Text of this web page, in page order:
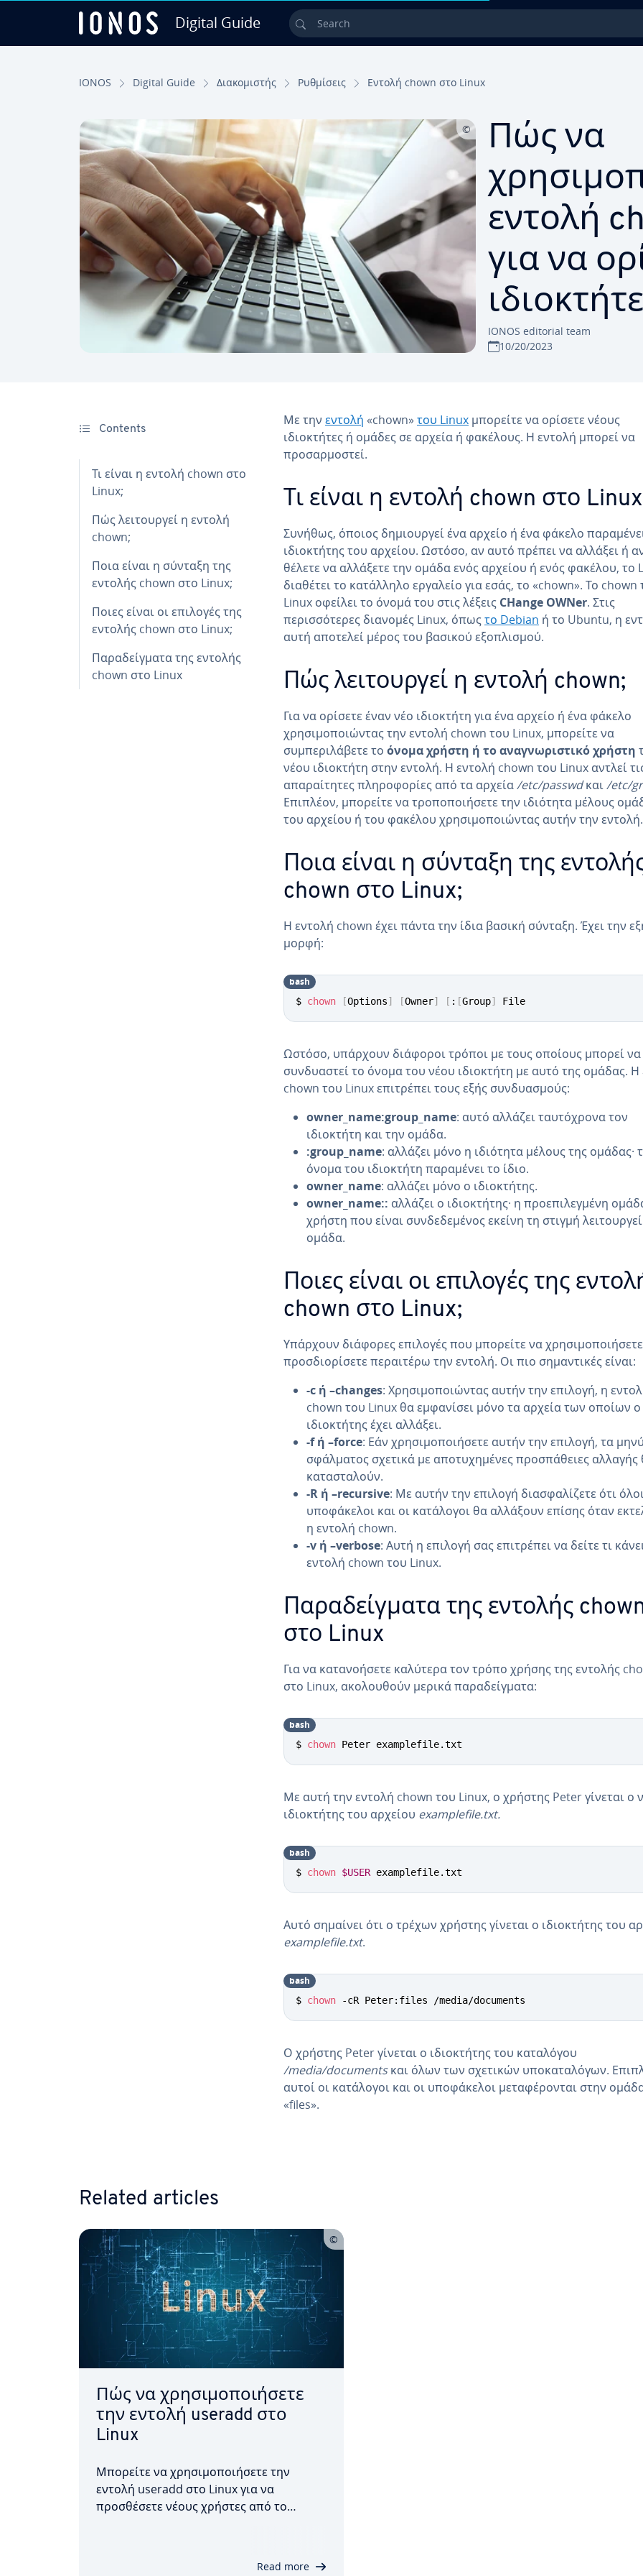
Digital Guide Search
IONOS Digital Guide Διακομιστής Ρυθμίσεις Εντολή chown στο Linux
Πώς να
εντολή
για να
IONOS editorial team
10/20/2023
Contents
Τι είναι η εντολή chown στο
Linux;
Πώς λειτουργεί η εντολή
chown;
Ποια είναι η σύνταξη της
εντολής chown στο Linux;
Ποιες είναι οι επιλογές της
εντολής chown στο Linux;
Παραδείγματα της εντολής
chown στο Linux
Με την εντολή «chown»του Linux μπορείτε να ορίσετε νέους
ιδιοκτήτες ή ομάδες σε αρχεία ή φακέλους. Η εντολή μπορεί να
προσαρμοστεί.
Τι είναι η εντολή chown στο
Συνήθως, όποιος δημιουργεί ένα αρχείο ή ένα φάκελο
ιδιοκτήτης του αρχείου. Ωστόσο, αν αυτό πρέπει να αλλάξει ή
θέλετε να αλλάξετε την ομάδα ενός αρχείου ή ενός φακέλου, το
διαθέτει το κατάλληλο εργαλείο για εσάς, το «chown». Το chown
Linux οφείλει το όνομά του στις λέξεις CHange OWNer. Στις
περισσότερες διανομές Linux, όπωςτο Debian ή το Ubuntu, η
αυτή αποτελεί μέρος του βασικού εξοπλισμού.
Πώς λειτουργεί η εντολή chown;
Για να ορίσετε έναν νέο ιδιοκτήτη για ένα αρχείο ή ένα φάκελο
χρησιμοποιώντας την εντολή chown του Linux, μπορείτε να
συμπεριλάβετε το όνομα χρήστη ή το αναγνωριστικό χρήστη
νέου ιδιοκτήτη στην εντολή. Η εντολή chown του Linux αντλεί
απαραίτητες πληροφορίες από τα αρχεία/etc/passwdκαι/etc/
Επιπλέον, μπορείτε να τροποποιήσετε την ιδιότητα μέλους
του αρχείου ή του φακέλου χρησιμοποιώντας αυτήν την εντολή.
Ποια είναι η σύνταξη της
chown στο Linux;
Η εντολή chown έχει πάντα την ίδια βασική σύνταξη. Έχει την
μορφή:
$ chown [Options] [Owner] [ : [Group] File
bash
Ωστόσο, υπάρχουν διάφοροι τρόποι με τους οποίους μπορεί να
συνδυαστεί το όνομα του νέου ιδιοκτήτη με αυτό της ομάδας. Η
chown του Linux επιτρέπει τους εξής συνδυασμούς:
owner_name:group_name: αυτό αλλάζει ταυτόχρονα τον
ιδιοκτήτη και την ομάδα.
:group_name: αλλάζει μόνο η ιδιότητα μέλους της ομάδας·
όνομα του ιδιοκτήτη παραμένει το ίδιο.
owner_name: αλλάζει μόνο ο ιδιοκτήτης.
owner_name:: αλλάζει ο ιδιοκτήτης· η προεπιλεγμένη
χρήστη που είναι συνδεδεμένος εκείνη τη στιγμή
ομάδα.
Ποιες είναι οι επιλογές της
chown στο Linux;
Υπάρχουν διάφορες επιλογές που μπορείτε να
προσδιορίσετε περαιτέρω την εντολή. Οι πιο σημαντικές είναι:
-c ή –changes: Χρησιμοποιώντας αυτήν την επιλογή, η
chown του Linux θα εμφανίσει μόνο τα αρχεία των οποίων ο
ιδιοκτήτης έχει αλλάξει.
-f ή –force: Εάν χρησιμοποιήσετε αυτήν την επιλογή, τα
σφάλματος σχετικά με αποτυχημένες προσπάθειες αλλαγής
κατασταλούν.
-R ή –recursive: Με αυτήν την επιλογή διασφαλίζετε ότι
υποφάκελοι και οι κατάλογοι θα αλλάξουν επίσης όταν
η εντολή chown.
-v ή –verbose: Αυτή η επιλογή σας επιτρέπει να δείτε τι
εντολή chown του Linux.
Παραδείγματα της εντολής
στο Linux
Για να κατανοήσετε καλύτερα τον τρόπο χρήσης της εντολής
στο Linux, ακολουθούν μερικά παραδείγματα:
$ chown Peter examplefile.txt
bash
Με αυτή την εντολή chown του Linux, ο χρήστης Peter γίνεται ο
ιδιοκτήτης του αρχείου examplefile.txt.
$ chown $USER examplefile.txt
bash
Αυτό σημαίνει ότι ο τρέχων χρήστης γίνεται ο ιδιοκτήτης του
examplefile.txt.
$ chown -cR Peter:files /media/documents
bash
Ο χρήστης Peter γίνεται ο ιδιοκτήτης του καταλόγου
/media/documentsκαι όλων των σχετικών υποκαταλόγων.
αυτοί οι κατάλογοι και οι υποφάκελοι μεταφέρονται στην
«files».
Related articles
Πώς να χρησιμοποιήσετε
την εντολή useradd στο
Linux
Μπορείτε να χρησιμοποιήσετε την
εντολή useradd στο Linux για να
προσθέσετε νέους χρήστες από το
Read more